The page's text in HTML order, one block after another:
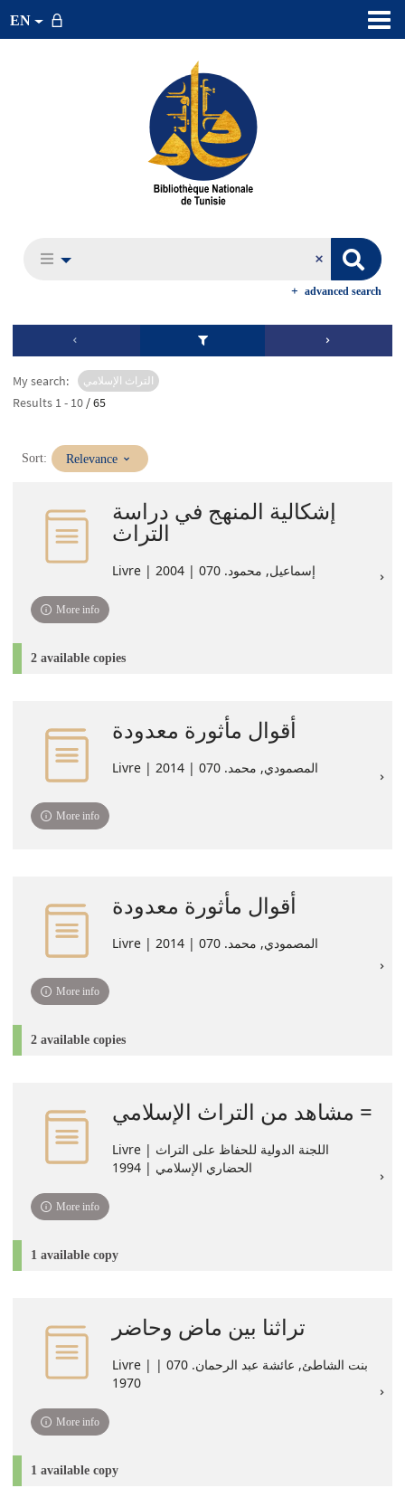
EN
advanced search
My search: التراث الإسلامي
Results 1 - 10 / 65
Sort: (Immediate
update)
Relevance
إشكالية المنهج في دراسة
التراث
Livre | إسماعيل, محمود. 070 | 2004
More info
2 available copies
أقوال مأثورة معدودة
Livre | المصمودي, محمد. 070 | 2014
More info
أقوال مأثورة معدودة
Livre | المصمودي, محمد. 070 | 2014
More info
2 available copies
مشاهد من التراث الإسلامي =
Livre | اللجنة الدولية للحفاظ على التراث
الحضاري الإسلامي | 1994
More info
1 available copy
تراثنا بين ماض وحاضر
Livre | بنت الشاطئ, عائشة عبد الرحمان. 070 |
1970
More info
1 available copy